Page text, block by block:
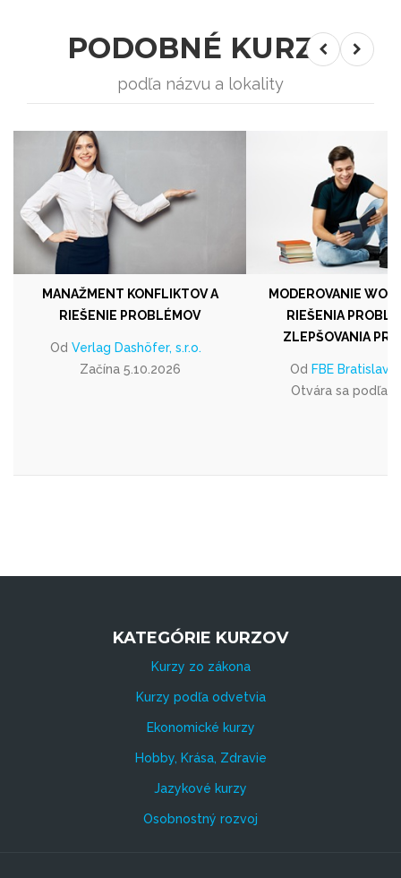
PODOBNÉ KURZY
podľa názvu a lokality
MANAŽMENT KONFLIKTOV A
RIEŠENIE PROBLÉMOV
Od Verlag Dashöfer, s.r.o.
Začína 5.10.2026
MODEROVANIE
RIEŠENIA
ZLEPŠOVANIA
Od FBE Bratislava
Otvára sa podľa
KATEGÓRIE KURZOV
Kurzy zo zákona
Kurzy podľa odvetvia
Ekonomické kurzy
Hobby, Krása, Zdravie
Jazykové kurzy
Osobnostný rozvoj